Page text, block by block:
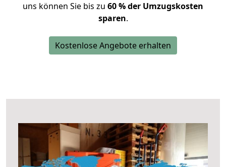
uns können Sie bis zu 60 % der Umzugskosten
sparen.
Kostenlose Angebote erhalten